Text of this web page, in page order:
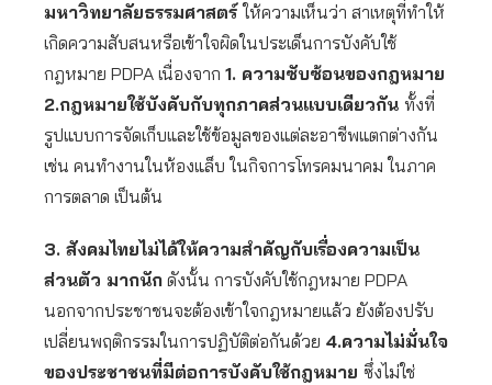
มหาวิทยาลัยธรรมศาสตร์ให้ความเห็นว่า สาเหตุที่ทำให้
เกิดความสับสนหรือเข้าใจผิดในประเด็นการบังคับใช้
กฎหมาย PDPA เนื่องจาก 1. ความซับซ้อนของกฎหมาย
2.กฎหมายใช้บังคับกับทุกภาคส่วนแบบเดียวกัน ทั้งที่
รูปแบบการจัดเก็บและใช้ข้อมูลของแต่ละอาชีพแตกต่างกัน
เช่น คนทำงานในห้องแล็บ ในกิจการโทรคมนาคม ในภาค
การตลาด เป็นต้น
3. สังคมไทยไม่ได้ให้ความสำคัญกับเรื่องความเป็น
ส่วนตัว มากนัก ดังนั้น การบังคับใช้กฎหมาย PDPA
นอกจากประชาชนจะต้องเข้าใจกฎหมายแล้ว ยังต้องปรับ
เปลี่ยนพฤติกรรมในการปฏิบัติต่อกันด้วย 4.ความไม่มั่นใจ
ของประชาชนที่มีต่อการบังคับใช้กฎหมาย ซึ่งไม่ใช่